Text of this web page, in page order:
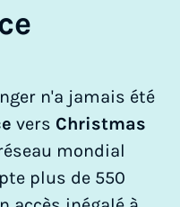
n'a jamais été
vers Christmas
mondial
plus de 550